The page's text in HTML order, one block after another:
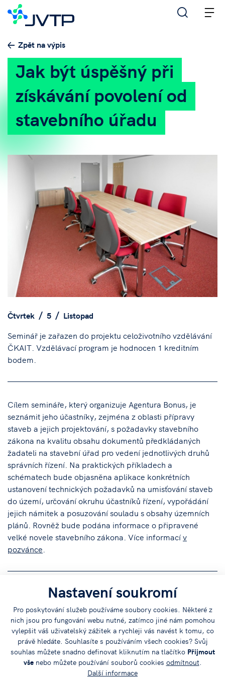
Nastavení soukromí
Pro poskytování služeb používáme soubory cookies. Některé z
nich jsou pro fungování webu nutné, zatímco jiné nám pomohou
vylepšit váš uživatelský zážitek a rychleji vás navést k tomu, co
právě hledáte. Souhlasíte s používáním všech cookies? Svůj
souhlas můžete snadno definovat kliknutím na tlačítko Přijmout
všenebo můžete používání souborů cookies odmítnout.
Další informace
Zpět na výpis
Jak být úspěšný při
získávání povolení od
stavebního úřadu
Čtvrtek 5
Listopad
Seminář je zařazen do projektu celoživotního vzdělávání
ČKAIT. Vzdělávací program je hodnocen 1 kreditním
bodem.
Cílem semináře, který organizuje Agentura Bonus, je
seznámit jeho účastníky, zejména z oblasti přípravy
staveb a jejich projektování, s požadavky stavebního
zákona na kvalitu obsahu dokumentů předkládaných
žadateli na stavební úřad pro vedení jednotlivých druhů
správních řízení. Na praktických příkladech a
schématech bude objasněna aplikace konkrétních
ustanovení technických požadavků na umisťování staveb
do území, určování okruhu účastníků řízení, vypořádání
jejich námitek a posuzování souladu s obsahy územních
plánů. Rovněž bude podána informace o připravené
velké novele stavebního zákona. Více informacív
pozvánce
Sdílejte
článek na: